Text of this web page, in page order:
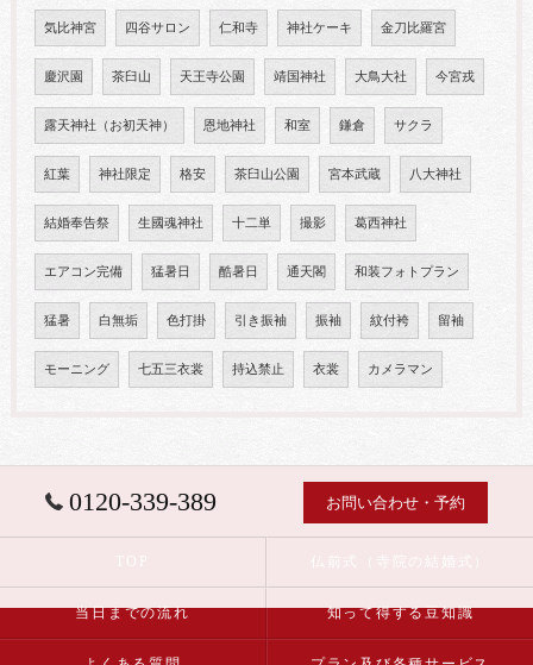
気比神宮 四谷サロン 仁和寺 神社ケーキ 金刀比羅宮
慶沢園 茶臼山 天王寺公園 靖国神社 大鳥大社 今宮戎
露天神社（お初天神） 恩地神社 和室 鎌倉 サクラ
紅葉 神社限定 格安 茶臼山公園 宮本武蔵 八大神社
結婚奉告祭 生國魂神社 十二単 撮影 葛西神社
エアコン完備 猛暑日 酷暑日 通天閣 和装フォトプラン
猛暑 白無垢 色打掛 引き振袖 振袖 紋付袴 留袖
モーニング 七五三衣裳 持込禁止 衣裳 カメラマン
0120-339-389 お問い合わせ・予約
当日までの流れ 知って得する豆知識